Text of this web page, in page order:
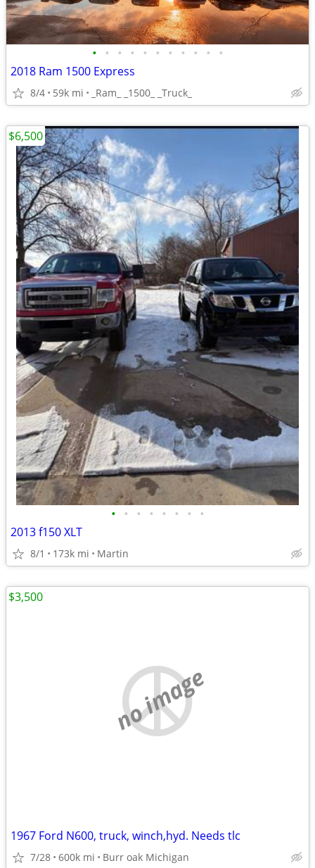
• • • • • • • • • • •
2018 Ram 1500 Express
8/4 59k mi _Ram_ _1500_ _Truck_
• • • • • • • •
2013 f150 XLT
8/1 173k mi Martin
$6,500
no image
1967 Ford N600, truck, winch,hyd. Needs tlc
7/28 600k mi Burr oak Michigan
$3,500